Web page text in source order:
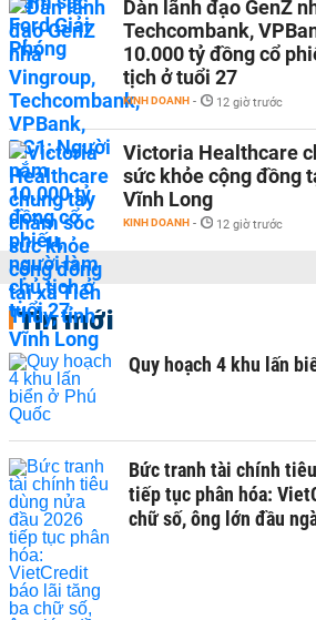
Dàn lãnh đạo GenZ
Techcombank,
10.000 tỷ đồng cổ
tịch ở tuổi 27
KINH DOANH - 12 giờ trước
Victoria Healthcare
sức khỏe cộng đồng
Vĩnh Long
KINH DOANH - 12 giờ trước
Tin mới
Quy hoạch 4 khu lấn
Bức tranh tài chính
tiếp tục phân hóa:
chữ số, ông lớn đầu